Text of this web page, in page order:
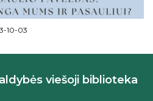
10-03
viešoji biblioteka